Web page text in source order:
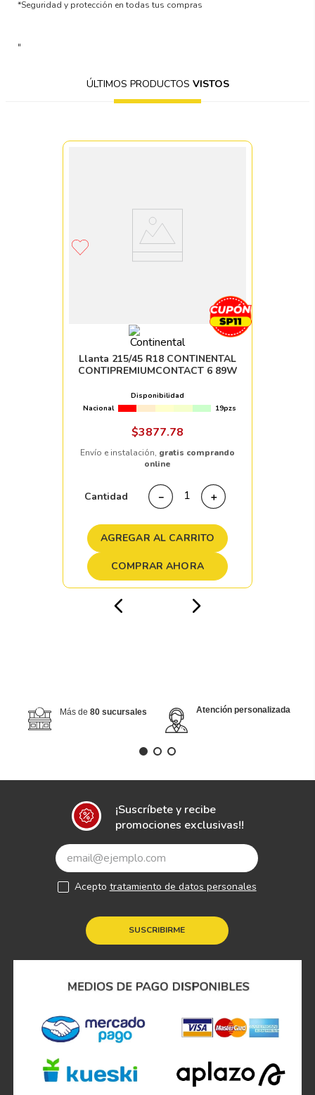
*Seguridad y protección en todas tus compras
"
ÚLTIMOS PRODUCTOS VISTOS
Llanta 215/45 R18 CONTINENTAL
CONTIPREMIUMCONTACT 6 89W
Disponibilidad
Nacional
19pzs
$3877.78
Envío e instalación, gratis comprando
online
Cantidad ＋
－
AGREGAR AL CARRITO
COMPRAR AHORA
Más de 80 sucursales Atención personalizada
¡Suscríbete y recibe
promociones exclusivas!!
SUSCRIBIRME
Acepto tratamiento de datos personales